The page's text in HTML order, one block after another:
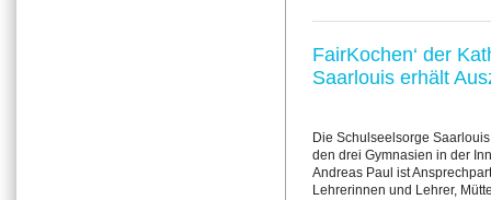
FairKochen‘ der
Saarlouis erhält
Die Schulseelsorge
den drei Gymnasien in der
Andreas Paul ist
Lehrerinnen und Lehrer,